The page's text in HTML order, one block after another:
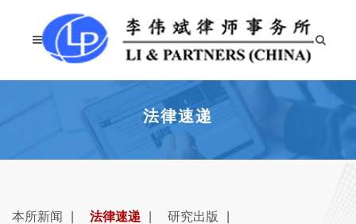
法律速递
本所新闻 法律速递 研究出版